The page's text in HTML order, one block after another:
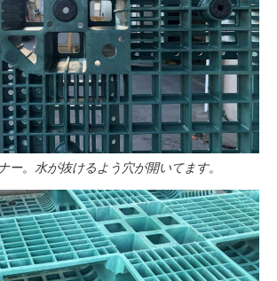
ー。水が抜けるよう穴が開いてます。